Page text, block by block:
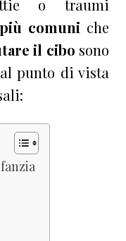
o traumi
comuni che
il cibo sono
punto di vista